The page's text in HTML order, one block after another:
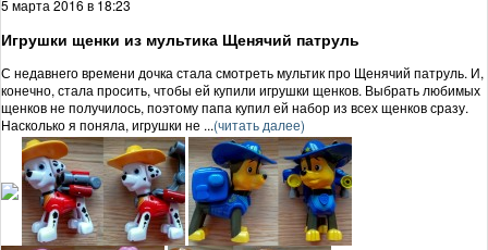
5 марта 2016 в 18:23
Игрушки щенки из мультика Щенячий патруль
С недавнего времени дочка стала смотреть мультик про Щенячий патруль. И,
конечно, стала просить, чтобы ей купили игрушки щенков. Выбрать любимых
щенков не получилось, поэтому папа купил ей набор из всех щенков сразу.
Насколько я поняла, игрушки не ...(читать далее)